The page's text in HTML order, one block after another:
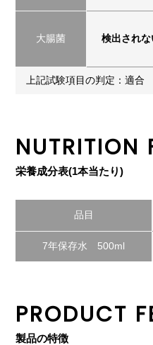
大腸菌 検出されな
上記試験項目の判定：適合
NUTRITION
栄養成分表(1本当たり)
品目
7年保存水 500ml
PRODUCT
製品の特徴